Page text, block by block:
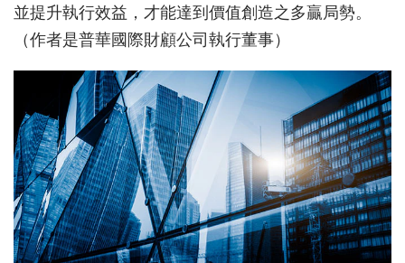
並提升執行效益，才能達到價值創造之多贏局勢。
（作者是普華國際財顧公司執行董事）